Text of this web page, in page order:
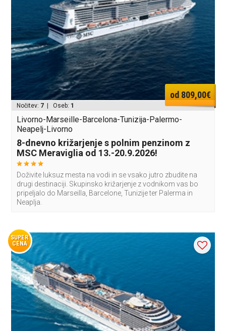
od 809,00€
Nočitev: 7 | Oseb: 1
Livorno-Marseille-Barcelona-Tunizija-Palermo-
Neapelj-Livorno
8-dnevno križarjenje s polnim penzinom z
MSC Meraviglia od 13.-20.9.2026!
Doživite luksuz mesta na vodi in se vsako jutro zbudite na
drugi destinaciji. Skupinsko križarjenje z vodnikom vas bo
pripeljalo do Marseilla, Barcelone, Tunizije ter Palerma in
Neaplja.
SUPER
CENA